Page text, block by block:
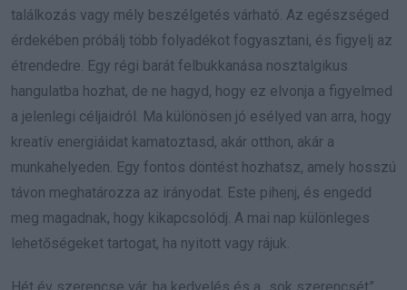
találkozás vagy mély beszélgetés várható. Az egészséged
érdekében próbálj több folyadékot fogyasztani, és figyelj az
étrendedre. Egy régi barát felbukkanása nosztalgikus
hangulatba hozhat, de ne hagyd, hogy ez elvonja a figyelmed
a jelenlegi céljaidról. Ma különösen jó esélyed van arra, hogy
kreatív energiáidat kamatoztasd, akár otthon, akár a
munkahelyeden. Egy fontos döntést hozhatsz, amely hosszú
távon meghatározza az irányodat. Este pihenj, és engedd
meg magadnak, hogy kikapcsolódj. A mai nap különleges
lehetőségeket tartogat, ha nyitott vagy rájuk.